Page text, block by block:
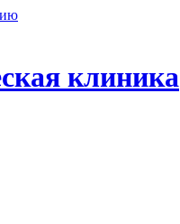
клиника